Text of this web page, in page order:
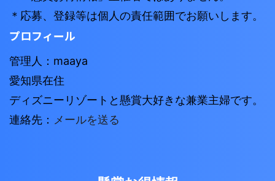
＊応募、登録等は個人の責任範囲でお願いします。
プロフィール
管理人：maaya
愛知県在住
ディズニーリゾートと懸賞大好きな兼業主婦です。
連絡先： メールを送る